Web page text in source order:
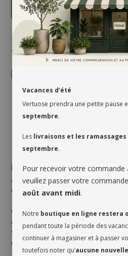
4 pouces
Quantité
Lumière
Aime unelumière vive.
doux peuvent aider la floraison.
Arrosage
Arroser lorsque le dessus du
sécher. Garder le sol
détrempé.
Vacances d’été
Vertuose prendra une petite pause
septembre.
Les livraisons et les
septembre.
Pour recevoir votre commande
veuillez passer votre commande
août avant midi.
Notre boutique en ligne restera
pendant toute la période des
continuer à magasiner et à passer
toutefois noter qu’aucune